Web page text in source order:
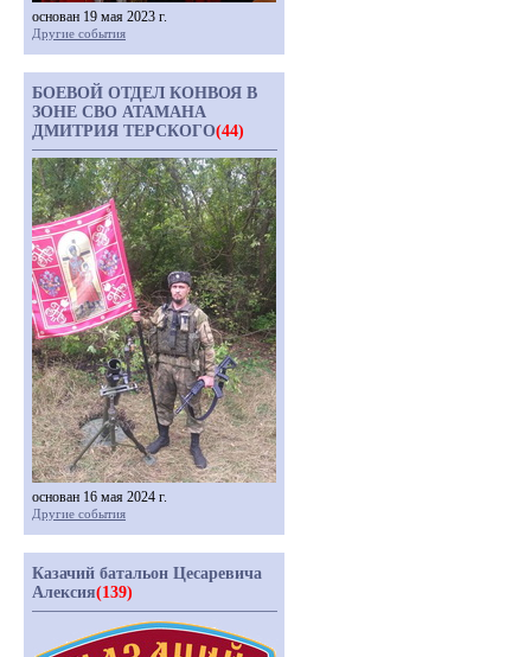
основан 19 мая 2023 г.
Другие события
БОЕВОЙ ОТДЕЛ КОНВОЯ В
ЗОНЕ СВО АТАМАНА
ДМИТРИЯ ТЕРСКОГО(44)
основан 16 мая 2024 г.
Другие события
Казачий батальон Цесаревича
Алексия(139)